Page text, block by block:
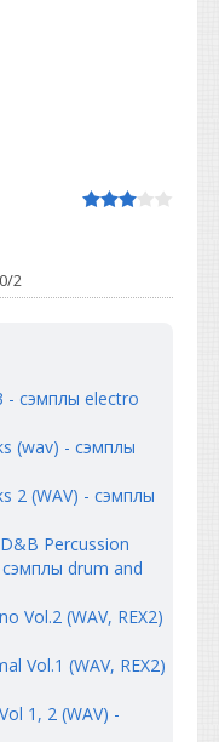
/2
- сэмплы electro
(wav) - сэмплы
2 (WAV) - сэмплы
Percussion
сэмплы drum and
Vol.2 (WAV, REX2)
Vol.1 (WAV, REX2)
1, 2 (WAV) -